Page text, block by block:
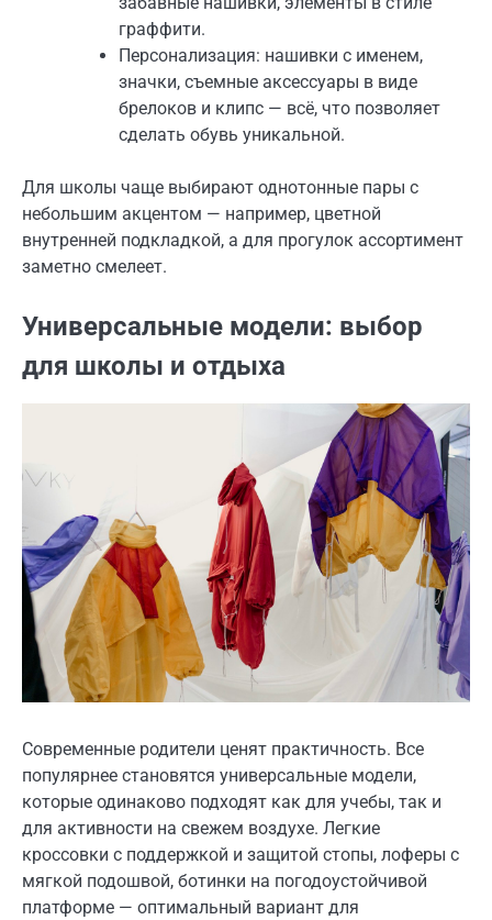
граффити.
Персонализация: нашивки с именем,
значки, съемные аксессуары в виде
брелоков и клипс — всё, что позволяет
сделать обувь уникальной.
Для школы чаще выбирают однотонные пары с
небольшим акцентом — например, цветной
внутренней подкладкой, а для прогулок ассортимент
заметно смелеет.
Универсальные модели: выбор
для школы и отдыха
Современные родители ценят практичность. Все
популярнее становятся универсальные модели,
которые одинаково подходят как для учебы, так и
для активности на свежем воздухе. Легкие
кроссовки с поддержкой и защитой стопы, лоферы с
мягкой подошвой, ботинки на погодоустойчивой
платформе — оптимальный вариант для